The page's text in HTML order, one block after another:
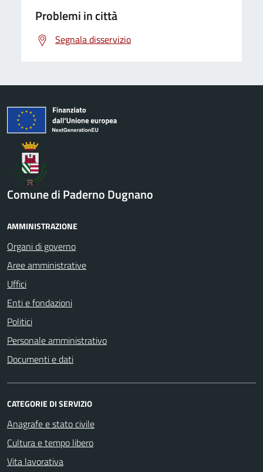
Problemi in città
Segnala disservizio
Comune di Paderno Dugnano
AMMINISTRAZIONE
Organi di governo
Aree amministrative
Uffici
Enti e fondazioni
Politici
Personale amministrativo
Documenti e dati
CATEGORIE DI SERVIZIO
Anagrafe e stato civile
Cultura e tempo libero
Vita lavorativa